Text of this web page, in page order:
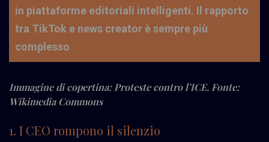
in piattaforme editoriali intelligenti. Il rapporto
tra TikTok e news creator è sempre più
complesso
Immagine di copertina: Proteste contro l’ICE. Fonte:
Wikimedia Commons
1. I CEO rompono il silenzio